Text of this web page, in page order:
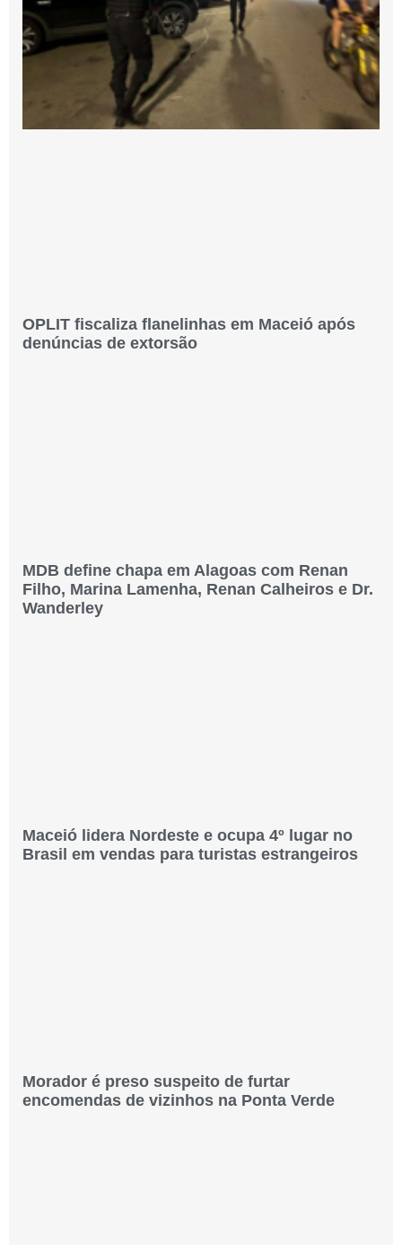
OPLIT fiscaliza flanelinhas em Maceió após
denúncias de extorsão
MDB define chapa em Alagoas com Renan
Filho, Marina Lamenha, Renan Calheiros e Dr.
Wanderley
Maceió lidera Nordeste e ocupa 4º lugar no
Brasil em vendas para turistas estrangeiros
Morador é preso suspeito de furtar
encomendas de vizinhos na Ponta Verde